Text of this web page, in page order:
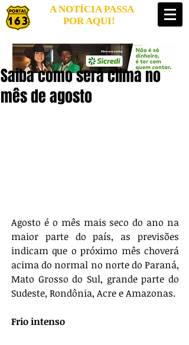
A NOTÍCIA PASSA
POR AQUI!
Saiba como será clima no
mês de agosto
Agosto é o mês mais seco do ano na
maior parte do país, as previsões
indicam que o próximo mês choverá
acima do normal no norte do Paraná,
Mato Grosso do Sul, grande parte do
Sudeste, Rondônia, Acre e Amazonas.
Frio intenso